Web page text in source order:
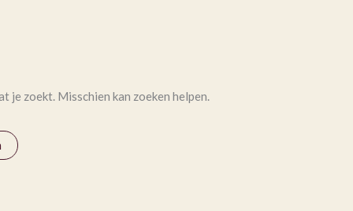
je zoekt. Misschien kan zoeken helpen.